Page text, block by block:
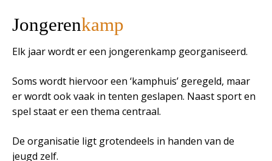
Jongerenkamp
Elk jaar wordt er een jongerenkamp georganiseerd.
Soms wordt hiervoor een ‘kamphuis’ geregeld, maar
er wordt ook vaak in tenten geslapen. Naast sport en
spel staat er een thema centraal.
De organisatie ligt grotendeels in handen van de
jeugd zelf.